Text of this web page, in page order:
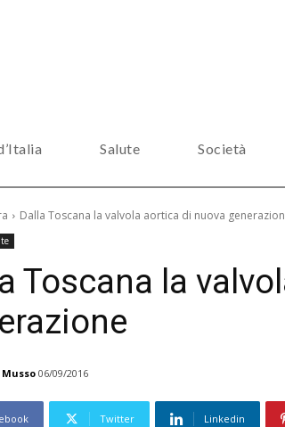
Salute Società
Dalla Toscana la valvola aortica di nuova
Toscana la
06/09/2016
Twitter Linkedin